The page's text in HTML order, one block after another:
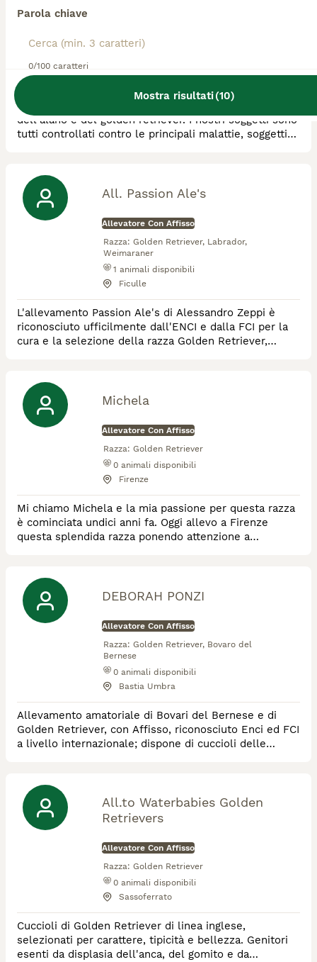
Parola chiave
0/100 caratteri
Mostra risultati(10)
Razza: Golden Retriever, Alano
Arezzo
Allevamento riconosciuto enci e fci per la selezione
dell'alano e del golden retriever. I nostri soggetti sono
tutti controllati contro le principali malattie, soggetti
All. Passion Ale's
Allevatore Con Affisso
Razza: Golden Retriever, Labrador,
Weimaraner
1 animali disponibili
Ficulle
L'allevamento Passion Ale's di Alessandro Zeppi è
riconosciuto ufficilmente dall'ENCI e dalla FCI per la
cura e la selezione della razza Golden Retriever,
Michela
Allevatore Con Affisso
Razza: Golden Retriever
0 animali disponibili
Firenze
Mi chiamo Michela e la mia passione per questa razza
è cominciata undici anni fa. Oggi allevo a Firenze
questa splendida razza ponendo attenzione a
DEBORAH PONZI
Allevatore Con Affisso
Razza: Golden Retriever, Bovaro del
Bernese
0 animali disponibili
Bastia Umbra
Allevamento amatoriale di Bovari del Bernese e di
Golden Retriever, con Affisso, riconosciuto Enci ed FCI
a livello internazionale; dispone di cuccioli delle
rispetto del patrimonio genetico e l'assenza di
malattie ed imperfezioni nella fase riproduttiva.
Parimenti assicuriamo tutti i
All.to Waterbabies Golden
Retrievers
Allevatore Con Affisso
Razza: Golden Retriever
0 animali disponibili
Sassoferrato
Cuccioli di Golden Retriever di linea inglese,
selezionati per carattere, tipicità e bellezza. Genitori
esenti da displasia dell'anca, del gomito e da